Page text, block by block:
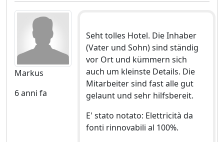
Markus
6 anni fa
Seht tolles Hotel. Die Inhaber
(Vater und Sohn) sind ständig
vor Ort und kümmern sich
auch um kleinste Details. Die
Mitarbeiter sind fast alle gut
gelaunt und sehr hilfsbereit.
E' stato notato: Elettricità da
fonti rinnovabili al 100%.